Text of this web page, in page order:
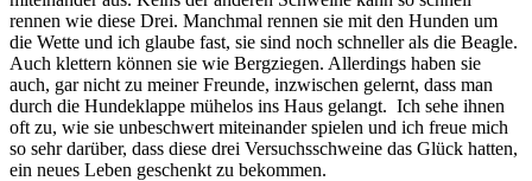
rennen wie diese Drei. Manchmal rennen sie mit den Hunden um
die Wette und ich glaube fast, sie sind noch schneller als die Beagle.
Auch klettern können sie wie Bergziegen. Allerdings haben sie
auch, gar nicht zu meiner Freunde, inzwischen gelernt, dass man
durch die Hundeklappe mühelos ins Haus gelangt. Ich sehe ihnen
oft zu, wie sie unbeschwert miteinander spielen und ich freue mich
so sehr darüber, dass diese drei Versuchsschweine das Glück hatten,
ein neues Leben geschenkt zu bekommen.